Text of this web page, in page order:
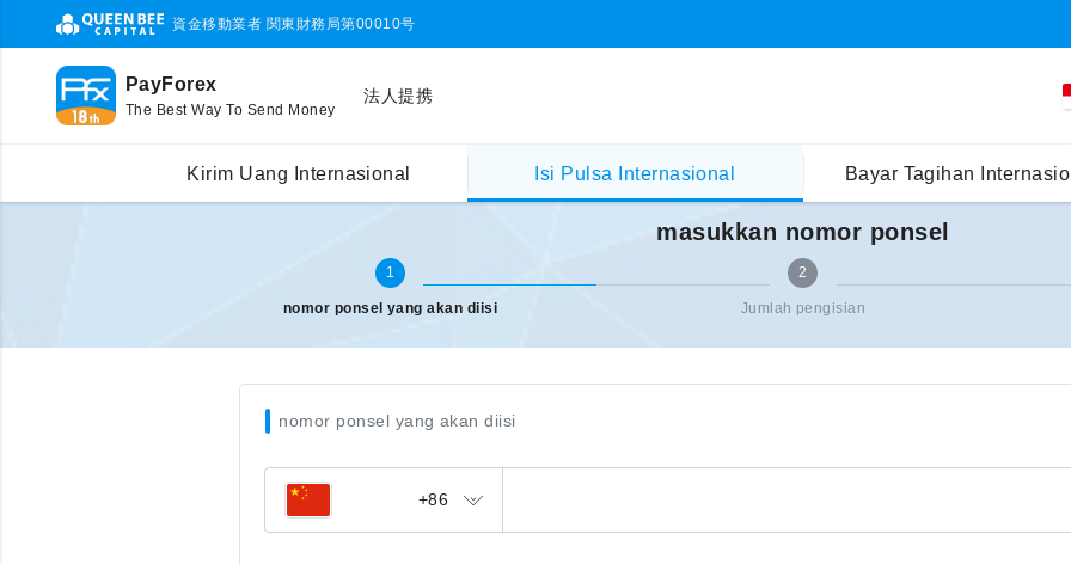
資金移動業者 関東財務局第00010号
PayForex
The Best Way To Send Money
法人提携
Kirim Uang Internasional Isi Pulsa Internasional Bayar Tagihan
Pengisian pulsa Internasional masukkan nomor ponsel
masukkan nomor ponsel
1
nomor ponsel yang akan diisi
2
Jumlah pengisian
nomor ponsel yang akan diisi
+86